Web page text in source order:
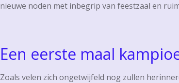
nieuwe noden met inbegrip van feestzaal en
Een eerste maal
Zoals velen zich ongetwijfeld nog zullen